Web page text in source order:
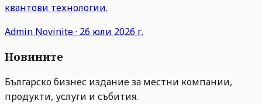
квантови технологии.
Admin Novinite· 26 юли 2026 г.
Новините
Българско бизнес издание за местни компании,
продукти, услуги и събития.